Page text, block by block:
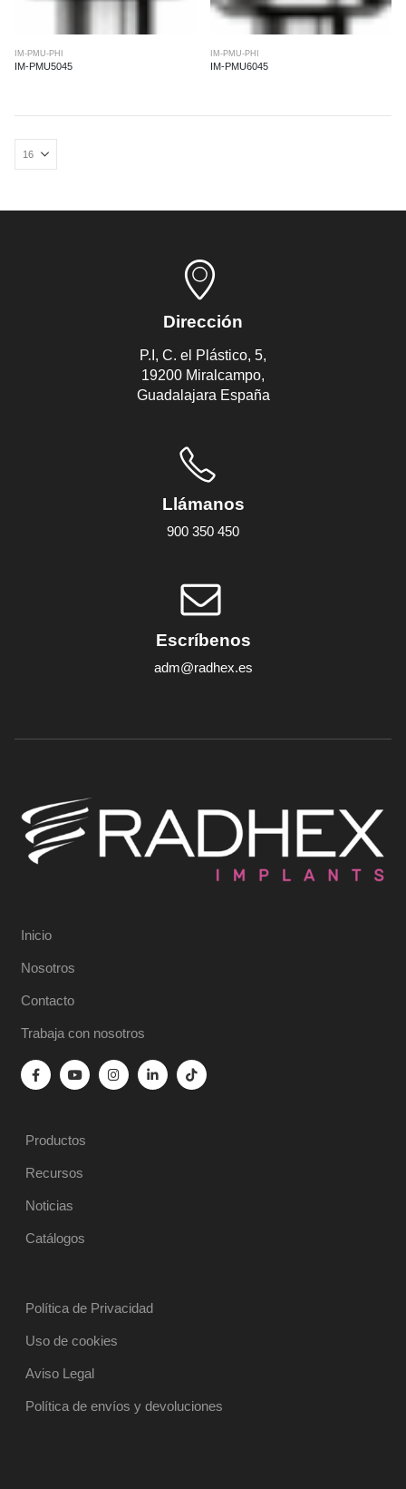
IM-PMU-PHI
IM-PMU5045
IM-PMU-PHI
IM-PMU6045
Dirección
P.I, C. el Plástico, 5,
19200 Miralcampo,
Guadalajara España
Llámanos
900 350 450
Escríbenos
adm@radhex.es
Inicio
Nosotros
Contacto
Trabaja con nosotros
Productos
Recursos
Noticias
Catálogos
Política de Privacidad
Uso de cookies
Aviso Legal
Política de envíos y devoluciones